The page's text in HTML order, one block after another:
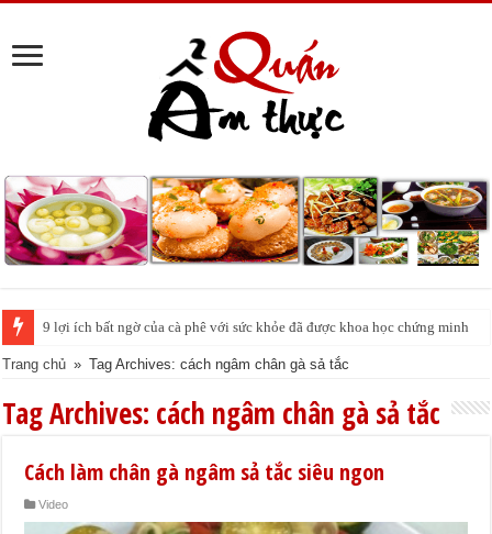
9 lợi ích bất ngờ của cà phê với sức khỏe đã được khoa học chứng minh
Trang chủ » Tag Archives: cách ngâm chân gà sả tắc
Tag Archives: cách ngâm chân gà sả tắc
Cách làm chân gà ngâm sả tắc siêu ngon
Video